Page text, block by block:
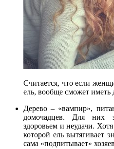
Считается, что если
ель, вообще сможет иметь
Дерево – «вампир»,
домочадцев. Для них
здоровьем и неудачи.
которой ель вытягивает
сама «подпитывает»